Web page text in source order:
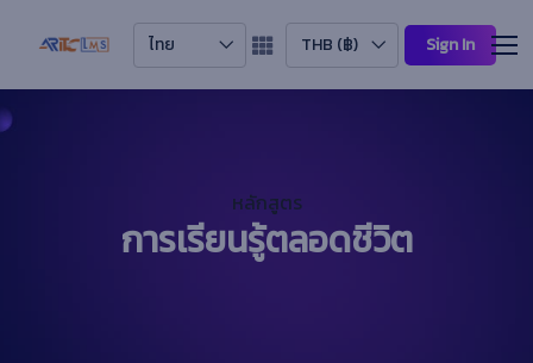
ไทย THB (฿) Sign In
หลักสูตร
การเรียนรู้ตลอดชีวิต